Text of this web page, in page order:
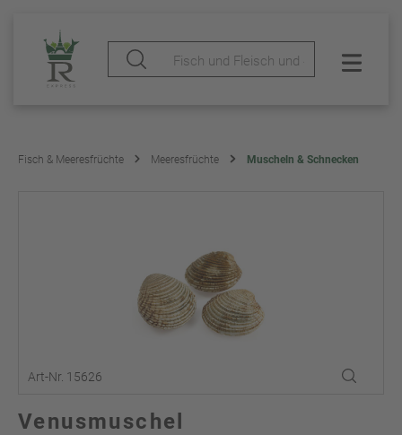
Fisch & Meeresfrüchte Meeresfrüchte Muscheln & Schnecken
Art-Nr. 15626
Venusmuschel